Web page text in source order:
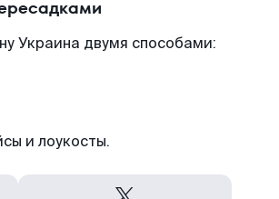
Украина двумя способами:
и лоукосты.